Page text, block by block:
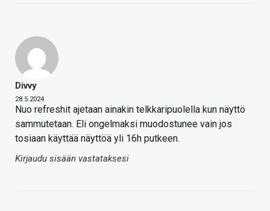
Divvy
28.5.2024
Nuo refreshit ajetaan ainakin telkkaripuolella kun näyttö
sammutetaan. Eli ongelmaksi muodostunee vain jos
tosiaan käyttää näyttöä yli 16h putkeen.
Kirjaudu sisään vastataksesi